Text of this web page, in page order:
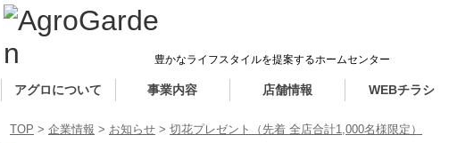
豊かなライフスタイルを提案するホームセンター
アグロについて 事業内容 店舗情報 WEBチラシ
TOP 企業情報 お知らせ 切花プレゼント（先着 全店合計1,000名様限定）